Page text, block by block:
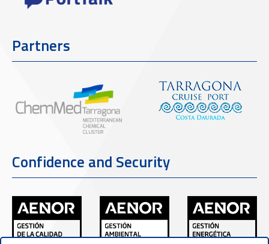
Partners
Confidence and Security